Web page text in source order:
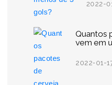
2022-
Quantos
vem em
2022-01-